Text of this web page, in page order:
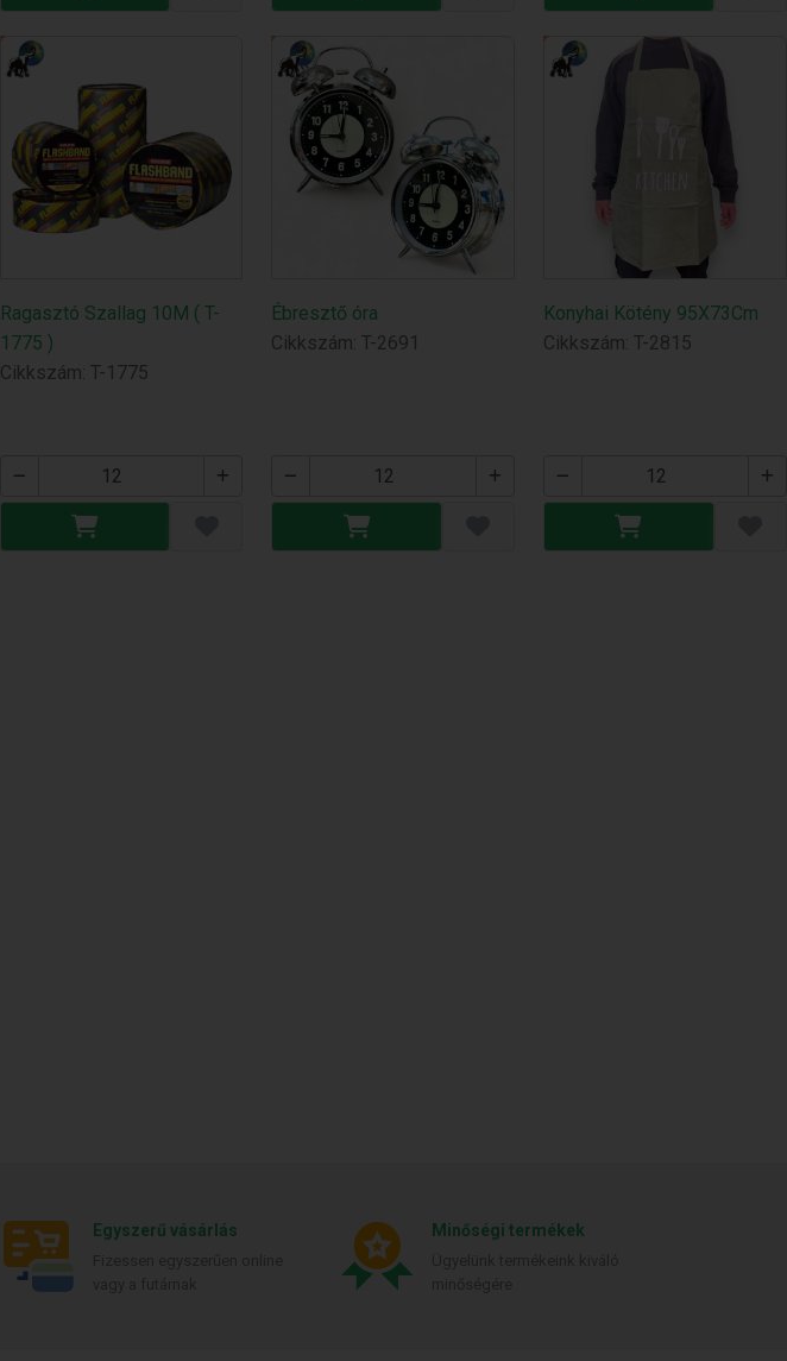
Ragasztó Szallag 10M ( T-
1775 )
Cikkszám: T-1775
Ébresztő óra
Cikkszám: T-2691
Konyhai Kötény 95X73Cm
Cikkszám: T-2815
Egyszerű vásárlás Minőségi termékek